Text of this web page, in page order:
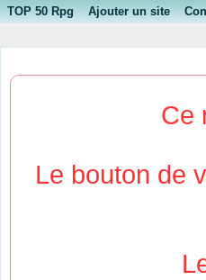
TOP 50 Rpg Ajouter un site
Ce
Le bouton de